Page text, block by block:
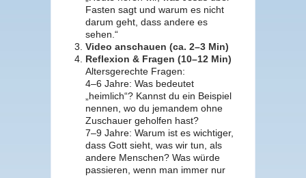
Fasten sagt und warum es nicht
darum geht, dass andere es
sehen.“
Video anschauen (ca. 2–3 Min)
Reflexion & Fragen (10–12 Min)
Altersgerechte Fragen:
4–6 Jahre: Was bedeutet
„heimlich“? Kannst du ein Beispiel
nennen, wo du jemandem ohne
Zuschauer geholfen hast?
7–9 Jahre: Warum ist es wichtiger,
dass Gott sieht, was wir tun, als
andere Menschen? Was würde
passieren, wenn man immer nur